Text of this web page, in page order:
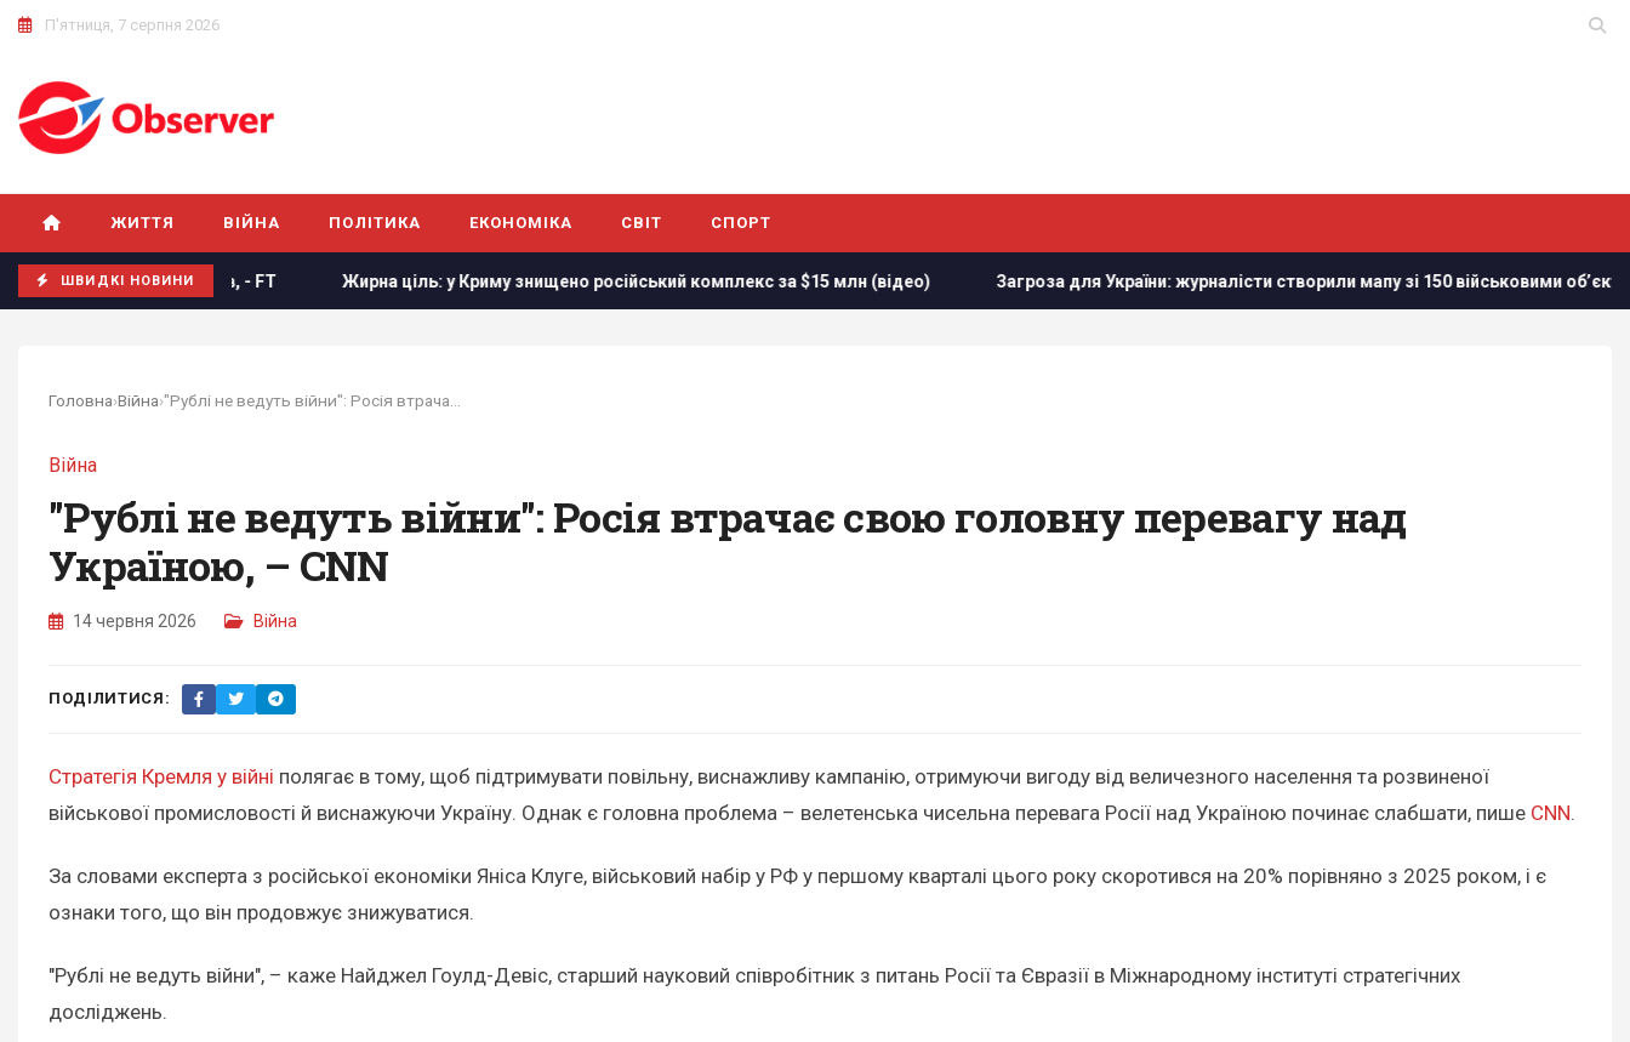
П'ятниця, 7 серпня 2026
ЖИТТЯ ВІЙНА ПОЛІТИКА ЕКОНОМІКА СВІТ СПОРТ
ШВИДКІ НОВИНИ
нових членів, - FT Жирна ціль: у Криму знищено російський комплекс за $15 млн (відео) Загроза для України: журналісти створили мапу зі 150 військовими обʼєктам в
Головна›Війна›
Війна
"Рублі не ведуть війни": Росія втрачає свою головну перевагу над
Україною, – CNN
14 червня 2026 Війна
ПОДІЛИТИСЯ:
Стратегія Кремля у війні полягає в тому, щоб підтримувати повільну, виснажливу кампанію, отримуючи вигоду від величезного населення та розвиненої
військової промисловості й виснажуючи Україну. Однак є головна проблема – велетенська чисельна перевага Росії над Україною починає слабшати, пише CNN.
За словами експерта з російської економіки Яніса Клуге, військовий набір у РФ у першому кварталі цього року скоротився на 20% порівняно з 2025 роком, і є
ознаки того, що він продовжує знижуватися.
"Рублі не ведуть війни", – каже Найджел Гоулд-Девіс, старший науковий співробітник з питань Росії та Євразії в Міжнародному інституті стратегічних
досліджень.